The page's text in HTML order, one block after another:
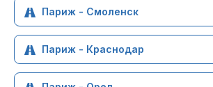
Париж - Смоленск
Париж - Краснодар